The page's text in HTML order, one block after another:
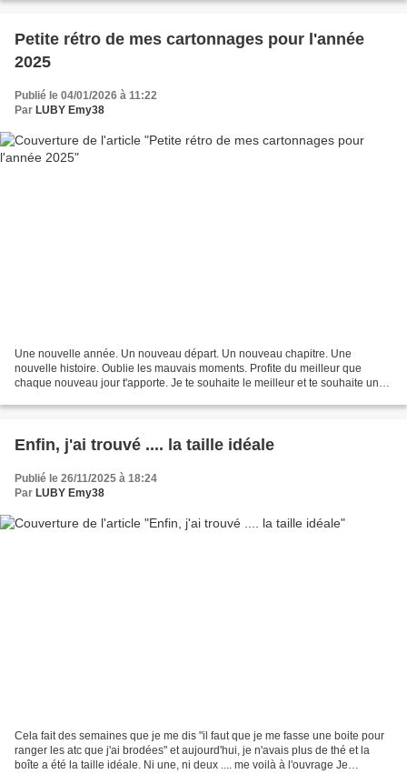
Petite rétro de mes cartonnages pour l'année
2025
Publié le 04/01/2026 à 11:22
Par LUBY Emy38
Une nouvelle année. Un nouveau départ. Un nouveau chapitre. Une
nouvelle histoire. Oublie les mauvais moments. Profite du meilleur que
chaque nouveau jour t'apporte. Je te souhaite le meilleur et te souhaite une
Enfin, j'ai trouvé .... la taille idéale
Publié le 26/11/2025 à 18:24
Par LUBY Emy38
Cela fait des semaines que je me dis "il faut que je me fasse une boite pour
ranger les atc que j'ai brodées" et aujourd'hui, je n'avais plus de thé et la
boîte a été la taille idéale. Ni une, ni deux .... me voilà à l'ouvrage Je